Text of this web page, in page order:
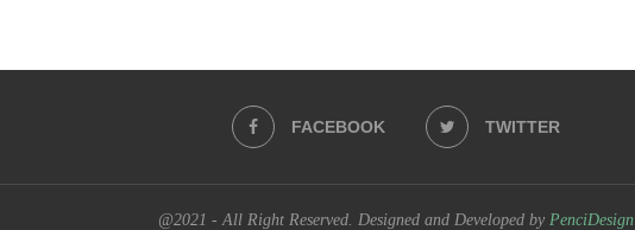
FACEBOOK TWITTER
@2021 - All Right Reserved. Designed and Developed by PenciDesign